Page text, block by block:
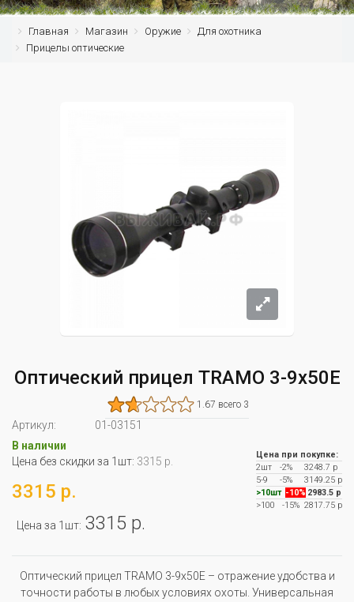
Главная Магазин Оружие
Для охотника
Прицелы оптические
Оптический прицел TRAMO 3-9x50E
1.67 всего 3
Артикул:
01-03151
В наличии
Цена без скидки за 1шт: 3315 р.
3315 р.
Цена за 1шт: 3315 р.
Цена при покупке:
2шт
-2%
3248.7 р
5-9
-5%
3149.25 р
>10шт -10% 2983.5 р
>100
-15% 2817.75 р
Оптический прицел TRAMO 3-9x50E – отражение удобства и
точности работы в любых условиях охоты. Универсальная